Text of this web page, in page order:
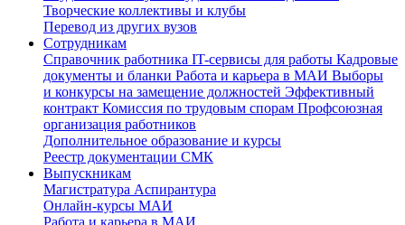
Творческие коллективы и клубы
Перевод из других вузов
Сотрудникам
Cправочник работника IT-сервисы для работы Кадровые
документы и бланки Работа и карьера в МАИ Выборы
и конкурсы на замещение должностей Эффективный
контракт Комиссия по трудовым спорам Профсоюзная
организация работников
Дополнительное образование и курсы
Реестр документации СМК
Выпускникам
Магистратура Аспирантура
Онлайн-курсы МАИ